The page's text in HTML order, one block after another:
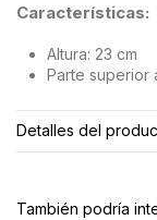
Características:
Altura: 23 cm
Parte superior
Detalles del
También podría